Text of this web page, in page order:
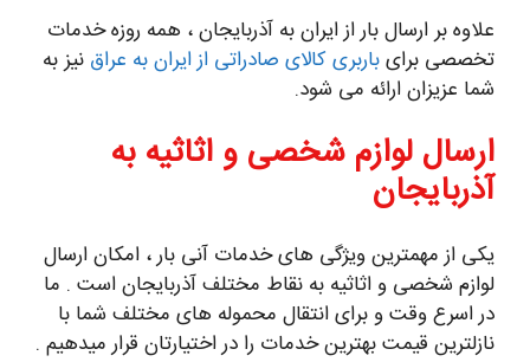
علاوه بر ارسال بار از ایران به آذربایجان ، همه روزه خدمات
تخصصی برایباربری کالای صادراتی از ایران به عراقنیز به
شما عزیزان ارائه می شود.
ارسال لوازم شخصی و اثاثیه به
آذربایجان
یکی از مهمترین ویژگی های خدمات آنی بار ، امکان ارسال
لوازم شخصی و اثاثیه به نقاط مختلف آذربایجان است . ما
در اسرع وقت و برای انتقال محموله های مختلف شما با
نازلترین قیمت بهترین خدمات را در اختیارتان قرار میدهیم .